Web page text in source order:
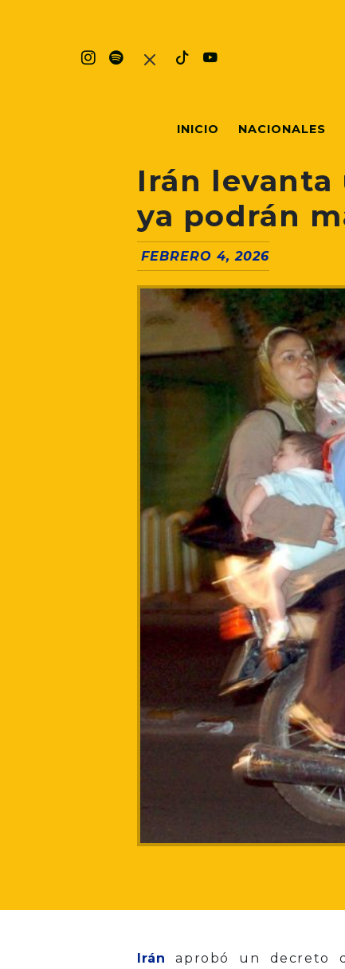
INICIO NACIONALES
Irán
ya podrán
FEBRERO 4, 2026
Irán
aprobó un decreto